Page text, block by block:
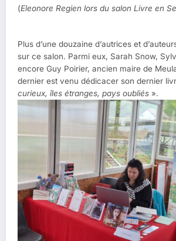
(Eleonore Regien lors du salon Livre en
Plus d’une douzaine d’autrices et
sur ce salon. Parmi eux, Sarah Snow,
encore Guy Poirier, ancien maire de
dernier est venu dédicacer son dernier
curieux, îles étranges, pays oubliés ».